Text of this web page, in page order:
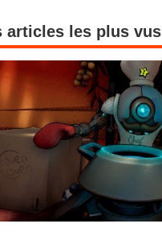
articles les plus vus